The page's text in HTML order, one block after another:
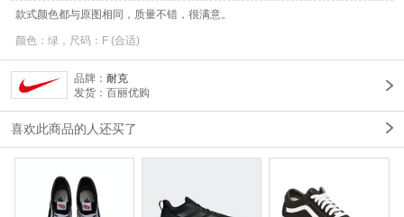
款式颜色都与原图相同，质量不错，很满意。
颜色：绿，尺码：F (合适)
品牌： 耐克
发货：百丽优购
喜欢此商品的人还买了